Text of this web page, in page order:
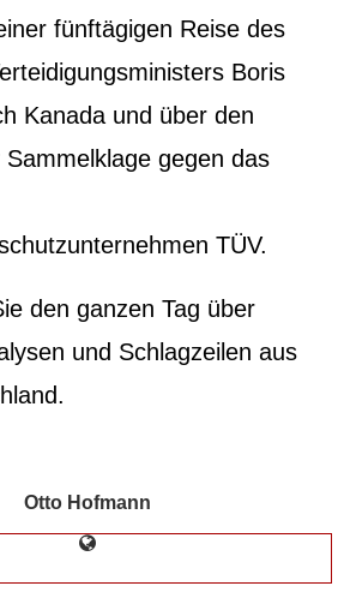
fünftägigen Reise des
Boris
Kanada und über den
Sammelklage gegen das
TÜV.
den ganzen Tag über
und Schlagzeilen aus
Otto Hofmann